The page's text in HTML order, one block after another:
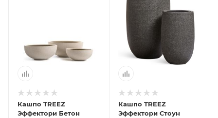
Кашпо TREEZ
Эффектори Бетон
Кашпо TREEZ
Эффектори Стоун